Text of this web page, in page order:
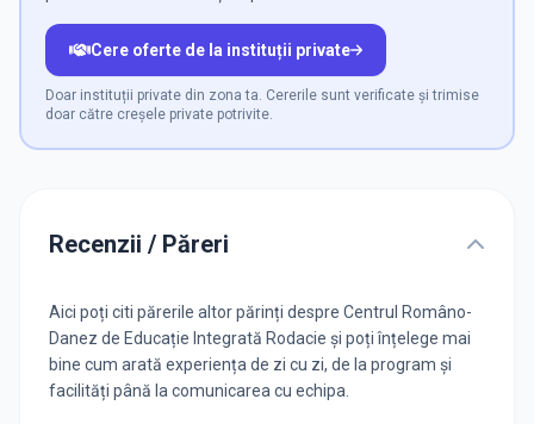
Cere oferte de la instituții private
Doar instituții private din zona ta. Cererile sunt verificate și trimise
doar către creșele private potrivite.
Recenzii / Păreri
Aici poți citi părerile altor părinți despre Centrul Româno-
Danez de Educație Integrată Rodacie și poți înțelege mai
bine cum arată experiența de zi cu zi, de la program și
facilități până la comunicarea cu echipa.